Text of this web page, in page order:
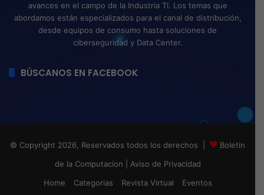
avances en el campo de la Industria TI. Los temas que
abordamos están especializados para el canal de distribución,
desde equipos de consumo hasta soluciones de
ciberseguridad y Data Center.
BÚSCANOS EN FACEBOOK
© Copyright 2026, Reservados todos los derechos |
Boletin
de la Computacion
Aviso de Privacidad
Home
Categorias Revista Virtual Eventos